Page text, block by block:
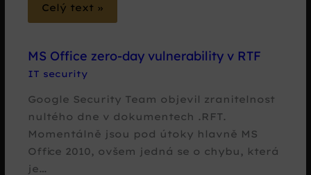
Celý text »
MS Office zero-day vulnerability v RTF
IT security
Google Security Team objevil zranitelnost
nultého dne v dokumentech .RFT.
Momentálně jsou pod útoky hlavně MS
Office 2010, ovšem jedná se o chybu, která
je…